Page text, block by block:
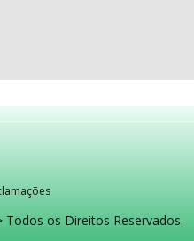
Todos os Direitos Reservados.